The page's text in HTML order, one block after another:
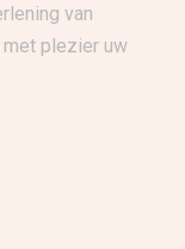
van
met plezier uw